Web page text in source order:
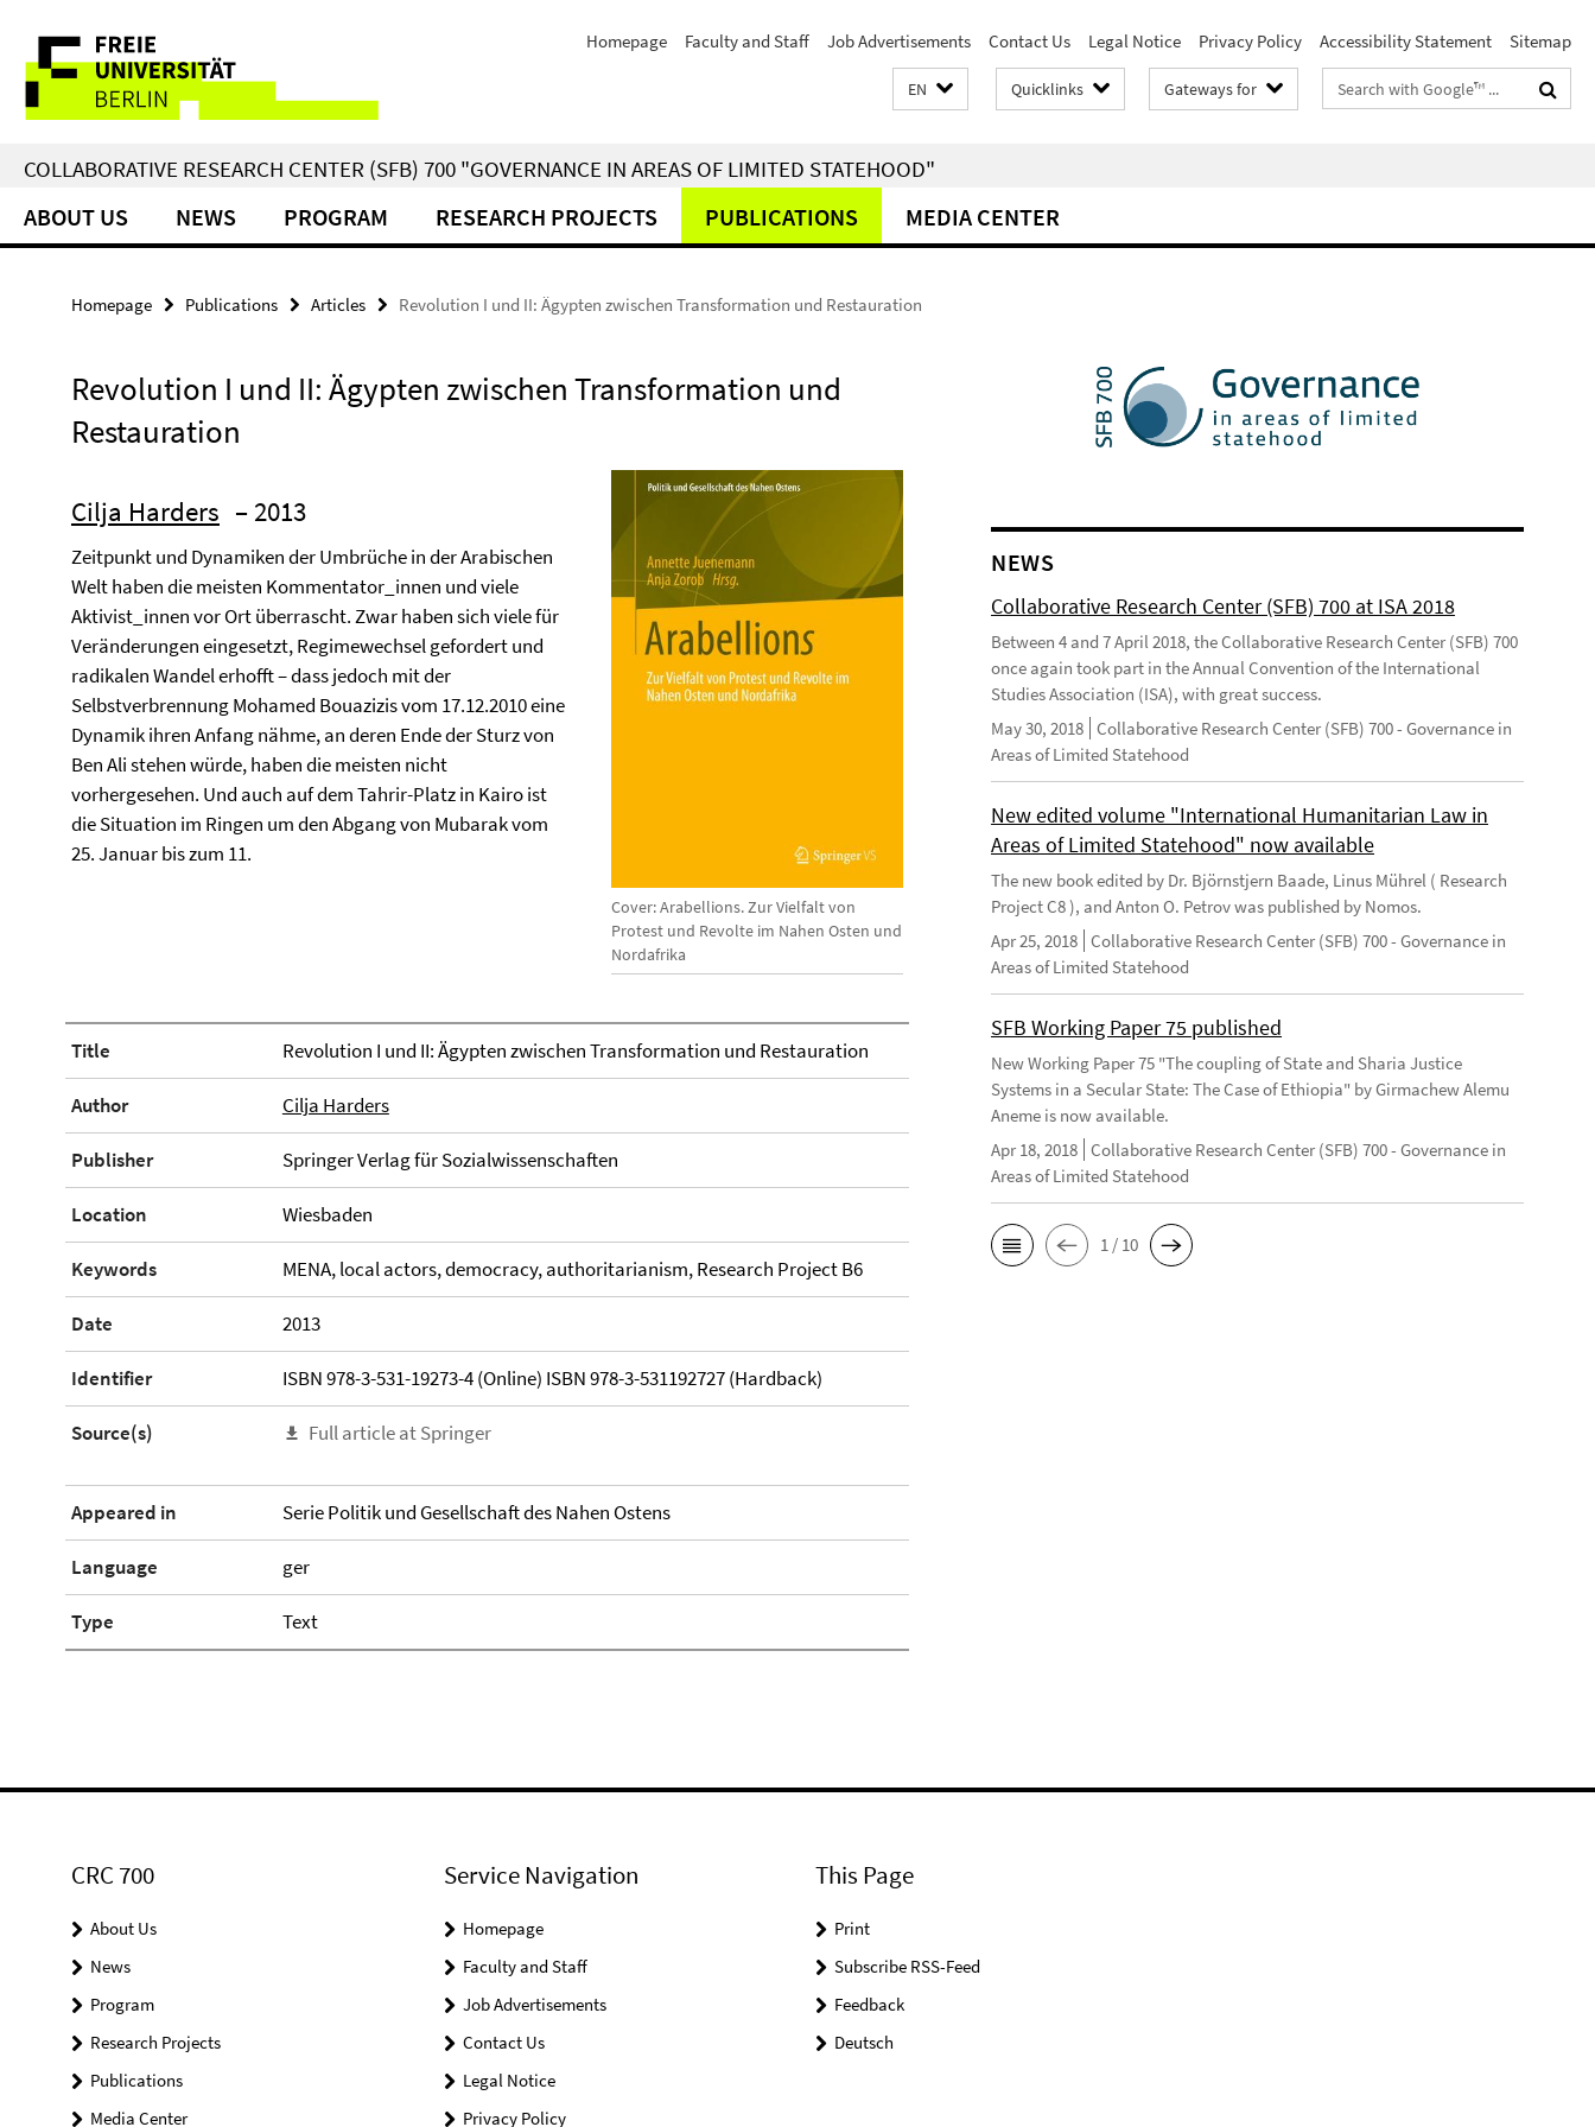
direkt
Inhalt
Service
Navigation
Homepage Faculty and Staff Job Advertisements Contact Us Legal Notice Privacy Policy Accessibility Statement Sitemap
EN Quicklinks Gateways for
Search
terms
COLLABORATIVE RESEARCH CENTER (SFB) 700 "GOVERNANCE IN AREAS OF LIMITED STATEHOOD"
ABOUT US NEWS PROGRAM RESEARCH PROJECTS PUBLICATIONS MEDIA CENTER
Homepage Publications Articles Revolution I und II: Ägypten zwischen Transformation und Restauration
Revolution I und II: Ägypten zwischen Transformation und
Restauration
Cover: Arabellions. Zur Vielfalt von
Protest und Revolte im Nahen Osten und
Nordafrika
Cilja Harders – 2013
Zeitpunkt und Dynamiken der Umbrüche in der Arabischen
Welt haben die meisten Kommentator_innen und viele
Aktivist_innen vor Ort überrascht. Zwar haben sich viele für
Veränderungen eingesetzt, Regimewechsel gefordert und
radikalen Wandel erhofft – dass jedoch mit der
Selbstverbrennung Mohamed Bouazizis vom 17.12.2010 eine
Dynamik ihren Anfang nähme, an deren Ende der Sturz von
Ben Ali stehen würde, haben die meisten nicht
vorhergesehen. Und auch auf dem Tahrir-Platz in Kairo ist
die Situation im Ringen um den Abgang von Mubarak vom
25. Januar bis zum 11.
Title Revolution I und II: Ägypten zwischen Transformation und Restauration
Author Cilja Harders
Publisher Springer Verlag für Sozialwissenschaften
Location Wiesbaden
Keywords MENA, local actors, democracy, authoritarianism, Research Project B6
Date 2013
Identifier ISBN 978-3-531-19273-4 (Online) ISBN 978-3-531192727 (Hardback)
Source(s) Full article at Springer
Appeared in Serie Politik und Gesellschaft des Nahen Ostens
Language ger
Type Text
NEWS
Collaborative Research Center (SFB) 700 at ISA 2018
Between 4 and 7 April 2018, the Collaborative Research Center (SFB) 700
once again took part in the Annual Convention of the International
Studies Association (ISA), with great success.
May 30, 2018 Collaborative Research Center (SFB) 700 - Governance in
Areas of Limited Statehood
New edited volume "International Humanitarian Law in
Areas of Limited Statehood" now available
The new book edited by Dr. Björnstjern Baade, Linus Mührel ( Research
Project C8 ), and Anton O. Petrov was published by Nomos.
Apr 25, 2018 Collaborative Research Center (SFB) 700 - Governance in
Areas of Limited Statehood
SFB Working Paper 75 published
New Working Paper 75 "The coupling of State and Sharia Justice
Systems in a Secular State: The Case of Ethiopia" by Girmachew Alemu
Aneme is now available.
Apr 18, 2018 Collaborative Research Center (SFB) 700 - Governance in
Areas of Limited Statehood
1 / 10
CRC 700
About Us
News
Program
Research Projects
Publications
Media Center
Service Navigation
Homepage
Faculty and Staff
Job Advertisements
Contact Us
Legal Notice
Privacy Policy
This Page
Print
Subscribe RSS-Feed
Feedback
Deutsch